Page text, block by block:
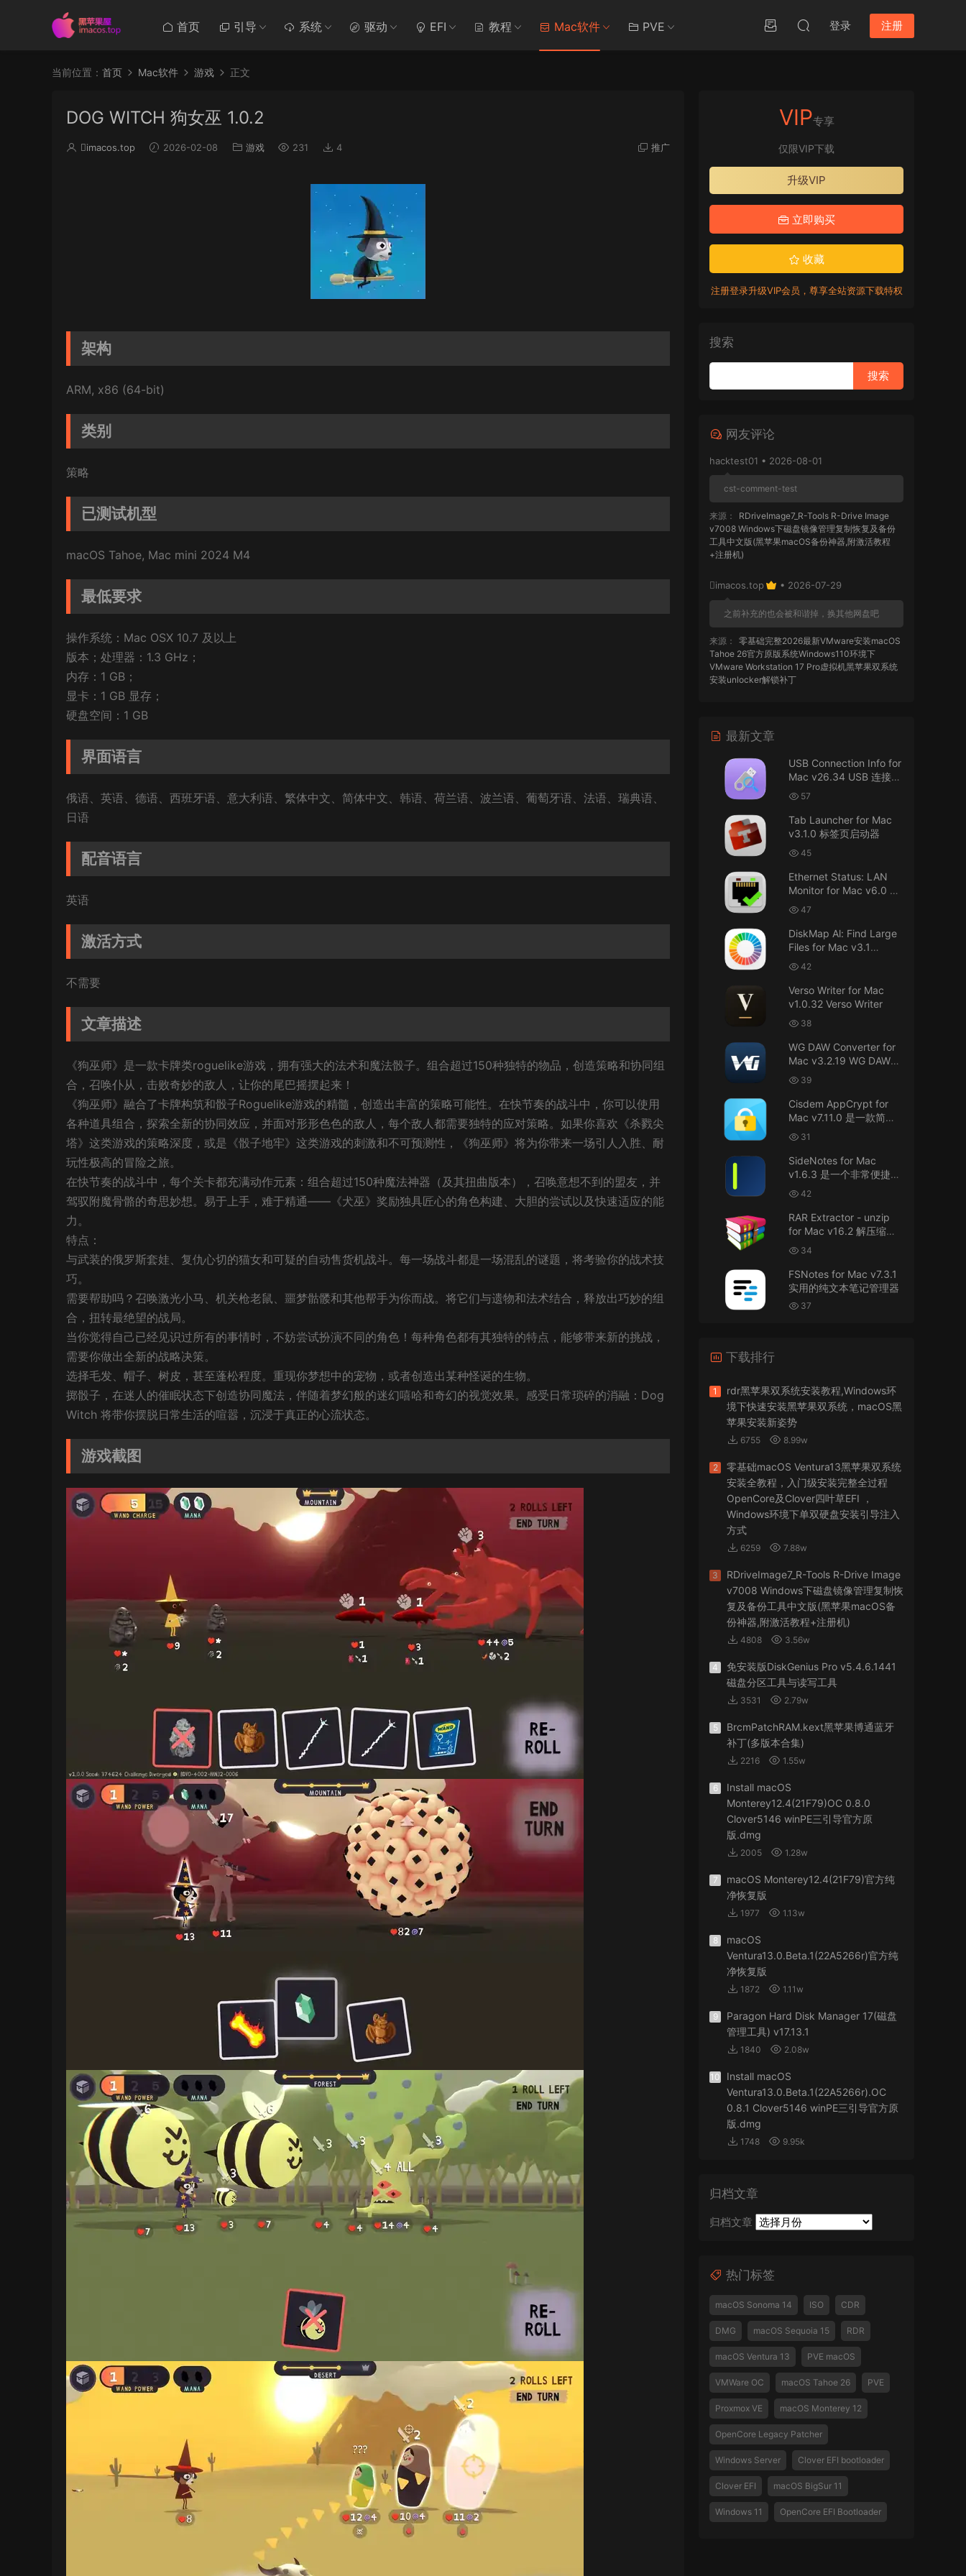
首页 引导 系统 驱动 EFI 教程 Mac软件 PVE 登录 注册
当前位置： 首页 Mac软件 游戏 正文
DOG WITCH 狗女巫 1.0.2
imacos.top 2026-02-08 游戏 231 4 推广
架构
ARM, x86 (64-bit)
类别
策略
已测试机型
macOS Tahoe, Mac mini 2024 M4
最低要求
操作系统：Mac OSX 10.7 及以上
版本；处理器：1.3 GHz；
内存：1 GB；
显卡：1 GB 显存；
硬盘空间：1 GB
界面语言
俄语、英语、德语、西班牙语、意大利语、繁体中文、简体中文、韩语、荷兰语、波兰语、葡萄牙语、法语、瑞典语、
日语
配音语言
英语
激活方式
不需要
文章描述
《狗巫师》是一款卡牌类roguelike游戏，拥有强大的法术和魔法骰子。组合超过150种独特的物品，创造策略和协同组
合，召唤仆从，击败奇妙的敌人，让你的尾巴摇摆起来！
《狗巫师》融合了卡牌构筑和骰子Roguelike游戏的精髓，创造出丰富的策略可能性。在快节奏的战斗中，你可以使用
各种道具组合，探索全新的协同效应，并面对形形色色的敌人，每个敌人都需要独特的应对策略。如果你喜欢《杀戮尖
塔》这类游戏的策略深度，或是《骰子地牢》这类游戏的刺激和不可预测性，《狗巫师》将为你带来一场引人入胜、耐
玩性极高的冒险之旅。
在快节奏的战斗中，每个关卡都充满动作元素：组合超过150种魔法神器（及其扭曲版本），召唤意想不到的盟友，并
驾驭附魔骨骼的奇思妙想。易于上手，难于精通——《犬巫》奖励独具匠心的角色构建、大胆的尝试以及快速适应的能
力。
特点：
与武装的俄罗斯套娃、复仇心切的猫女和可疑的自动售货机战斗。每一场战斗都是一场混乱的谜题，将考验你的战术技
巧。
需要帮助吗？召唤激光小马、机关枪老鼠、噩梦骷髅和其他帮手为你而战。将它们与遗物和法术结合，释放出巧妙的组
合，扭转最绝望的战局。
当你觉得自己已经见识过所有的事情时，不妨尝试扮演不同的角色！每种角色都有其独特的特点，能够带来新的挑战，
需要你做出全新的战略决策。
选择毛发、帽子、树皮，甚至蓬松程度。重现你梦想中的宠物，或者创造出某种怪诞的生物。
掷骰子，在迷人的催眠状态下创造协同魔法，伴随着梦幻般的迷幻嘻哈和奇幻的视觉效果。感受日常琐碎的消融：Dog
Witch 将带你摆脱日常生活的喧嚣，沉浸于真正的心流状态。
游戏截图
VIP专享
仅限VIP下载
升级VIP
立即购买
收藏
注册登录升级VIP会员，尊享全站资源下载特权
搜索
网友评论
hacktest01 • 2026-08-01
cst-comment-test
来源：
RDriveImage7_R-Tools R-Drive Image
v7008 Windows下磁盘镜像管理复制恢复及备份
工具中文版(黑苹果macOS备份神器,附激活教程
+注册机)
imacos.top • 2026-07-29
之前补充的也会被和谐掉，换其他网盘吧
来源：
零基础完整2026最新VMware安装macOS
Tahoe 26官方原版系统Windows110环境下
VMware Workstation 17 Pro虚拟机黑苹果双系统
安装unlocker解锁补丁
AIO = All In One，一站式整合完整版
来源：
DaVinci Resolve Studio 21 for Mac
v21.0.3 AIO 达芬奇世界顶级调色软件
Mac长存
接！直接从苹果公司下载。
u8562248263583923 • 2026-07-29
黑苹果已死
来源： macOS Golden Gate 27 完整安装包链
接！直接从苹果公司下载。
u6525353742092371 • 2026-07-26
来源： DaVinci Resolve Studio 21 for Mac
v21.0.3 AIO 达芬奇世界顶级调色软件
janm999 • 2026-07-23
谢谢分享~
来源： AppleIGC.kext v1.8 黑苹果2.5G有线网卡
u9121732520675862 • 2026-07-22
可以重新发送夸克的资源吗，夸克的已经失
效了
Tahoe 26官方原版系统Windows110环境下
VMware Workstation 17 Pro虚拟机黑苹果双系统
安装unlocker解锁补丁
怎么安装？
来源： PDFify for Mac v5.0 专业的PDF处理软件
imacos.top • 2026-07-19
来源： Adobe Photoshop 2026 for Mac v27.8.0
专业的图片处理软件
最新文章
USB Connection Info for
Mac v26.34 USB 连接信
息 57
Tab Launcher for Mac
v3.1.0 标签页启动器
45
Ethernet Status: LAN
Monitor for Mac v6.0 以
太网状态：LAN 监控
47
DiskMap Al: Find Large
Files for Mac v3.1
DiskMap AL：查找大文
件
42
Verso Writer for Mac
v1.0.32 Verso Writer
38
WG DAW Converter for
Mac v3.2.19 WG DAW转
换器
39
Cisdem AppCrypt for
Mac v7.11.0 是一款简单
好用的Mac应用加密软件
31
SideNotes for Mac
v1.6.3 是一个非常便捷的
笔记软件
42
RAR Extractor - unzip
for Mac v16.2 解压缩工
具 34
FSNotes for Mac v7.3.1
实用的纯文本笔记管理器
37
下载排行
1
rdr黑苹果双系统安装教程,Windows环
境下快速安装黑苹果双系统，macOS黑
苹果安装新姿势
6755 8.99w
2
零基础macOS Ventura13黑苹果双系统
安装全教程，入门级安装完整全过程
OpenCore及Clover四叶草EFI ，
Windows环境下单双硬盘安装引导注入
方式
6259 7.88w
3
RDriveImage7_R-Tools R-Drive Image
v7008 Windows下磁盘镜像管理复制恢
复及备份工具中文版(黑苹果macOS备
份神器,附激活教程+注册机)
4808 3.56w
4
免安装版DiskGenius Pro v5.4.6.1441
磁盘分区工具与读写工具
3531 2.79w
5
BrcmPatchRAM.kext黑苹果博通蓝牙
补丁(多版本合集)
2216 1.55w
6
Install macOS
Monterey12.4(21F79)OC 0.8.0
Clover5146 winPE三引导官方原
版.dmg
2005 1.28w
7
macOS Monterey12.4(21F79)官方纯
净恢复版
1977 1.13w
8
macOS
Ventura13.0.Beta.1(22A5266r)官方纯
净恢复版
1872 1.11w
9
Paragon Hard Disk Manager 17(磁盘
管理工具) v17.13.1
1840 2.08w
10
Install macOS
Ventura13.0.Beta.1(22A5266r).OC
0.8.1 Clover5146 winPE三引导官方原
版.dmg
1748 9.95k
归档文章
归档文章
热门标签
macOS Sonoma 14 ISO CDR
DMG macOS Sequoia 15 RDR
macOS Ventura 13 PVE macOS
VMWare OC macOS Tahoe 26 PVE
Proxmox VE macOS Monterey 12
OpenCore Legacy Patcher
Windows Server Clover EFI bootloader
Clover EFI macOS BigSur 11
Windows 11 OpenCore EFI Bootloader